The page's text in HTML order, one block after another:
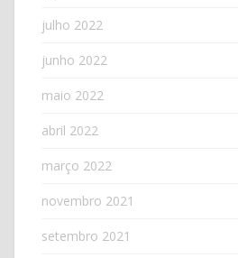
julho 2022
junho 2022
maio 2022
abril 2022
março 2022
novembro 2021
setembro 2021